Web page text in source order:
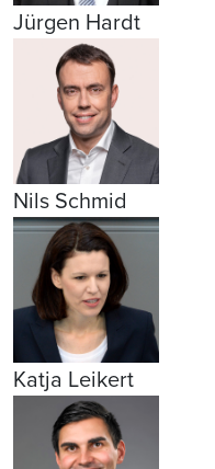
Jürgen Hardt
Nils Schmid
Katja Leikert